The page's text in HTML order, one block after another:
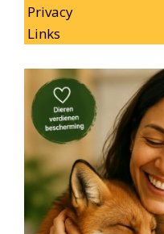
Privacy
Links